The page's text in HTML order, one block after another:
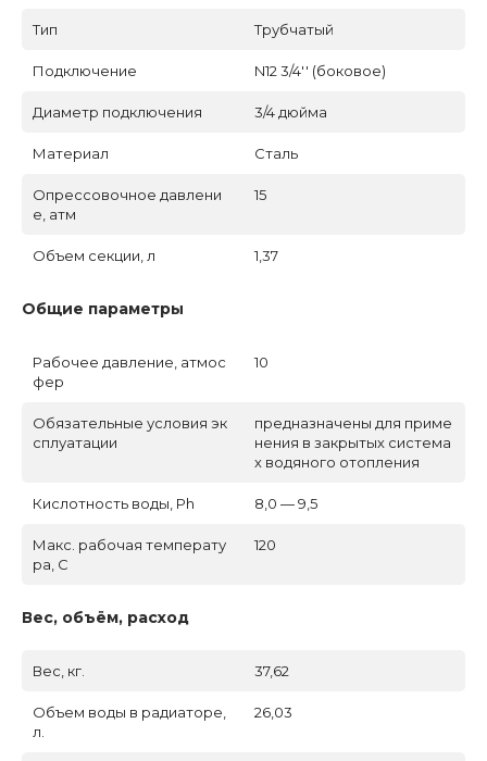
Тип Трубчатый
Подключение N12 3/4'' (боковое)
Диаметр подключения 3/4 дюйма
Материал Сталь
Опрессовочное давлени
е, атм
15
Объем секции, л 1,37
Общие параметры
Рабочее давление, атмос
фер
10
Обязательные условия эк
сплуатации
предназначены для приме
нения в закрытых система
х водяного отопления
Кислотность воды, Ph 8,0 — 9,5
Макс. рабочая температу
ра, C
120
Вес, объём, расход
Вес, кг. 37,62
Объем воды в радиаторе,
л.
26,03